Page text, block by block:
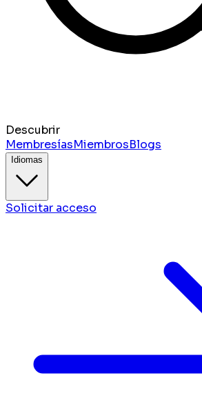
Descubrir
MembresíasMiembrosBlogs
Idiomas
Solicitar acceso